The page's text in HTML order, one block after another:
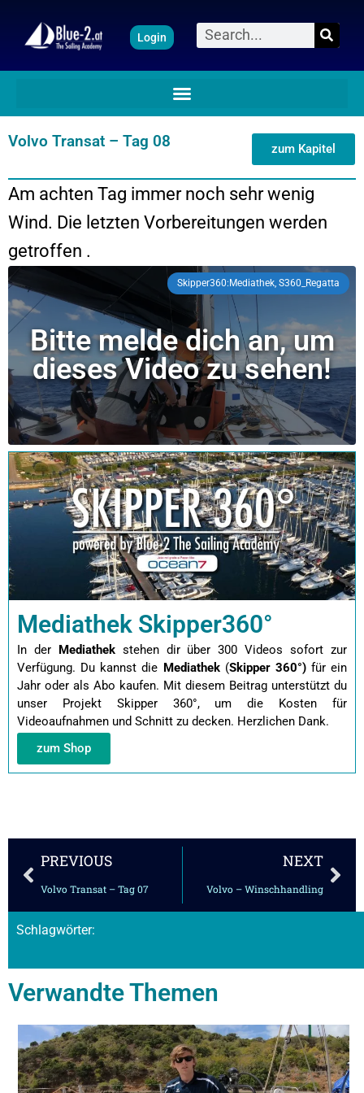
Inhalt
springen
Login Suche
Volvo Transat – Tag 08 zum Kapitel
Am achten Tag immer noch sehr wenig
Wind. Die letzten Vorbereitungen werden
getroffen .
Skipper360:Mediathek, S360_Regatta
Bitte melde dich an, um
dieses Video zu sehen!
Mediathek Skipper360°
In der Mediathekstehen dir über 300 Videos sofort zur
Verfügung. Du kannst die Mediathek(Skipper 360°)für ein
Jahr oder als Abo kaufen. Mit diesem Beitrag unterstützt du
unser Projekt Skipper 360°, um die Kosten für
Videoaufnahmen und Schnitt zu decken. Herzlichen Dank.
zum Shop
Zurück
PREVIOUS
Volvo Transat – Tag 07
NEXT
Volvo – Winschhandling
Schlagwörter:
Verwandte Themen